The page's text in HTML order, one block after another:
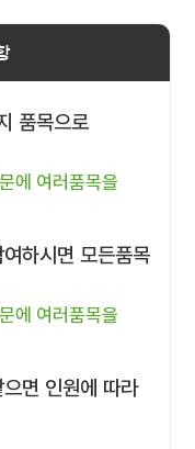
품목으로
에 여러품목을
하시면 모든품목
에 여러품목을
면 인원에 따라